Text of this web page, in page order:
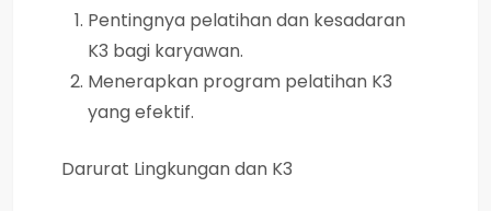
Pentingnya pelatihan dan kesadaran
K3 bagi karyawan.
Menerapkan program pelatihan K3
yang efektif.
Darurat Lingkungan dan K3